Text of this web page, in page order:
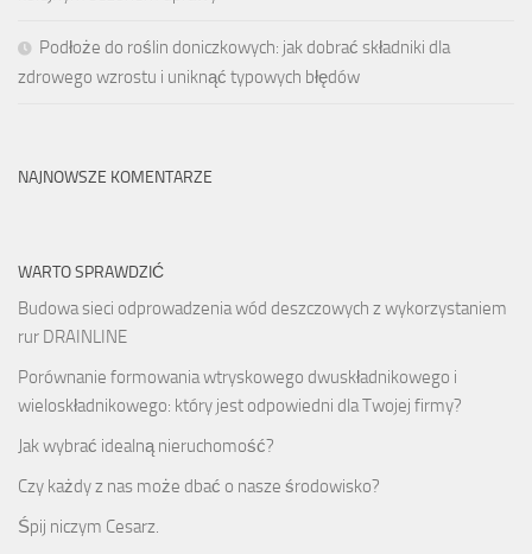
Podłoże do roślin doniczkowych: jak dobrać składniki dla
zdrowego wzrostu i uniknąć typowych błędów
NAJNOWSZE KOMENTARZE
WARTO SPRAWDZIĆ
Budowa sieci odprowadzenia wód deszczowych z wykorzystaniem
rur DRAINLINE
Porównanie formowania wtryskowego dwuskładnikowego i
wieloskładnikowego: który jest odpowiedni dla Twojej firmy?
Jak wybrać idealną nieruchomość?
Czy każdy z nas może dbać o nasze środowisko?
Śpij niczym Cesarz.